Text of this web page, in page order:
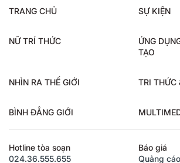
TRANG CHỦ SỰ KIỆN
NỮ TRÍ THỨC
ỨNG
TẠO
NHÌN RA THẾ GIỚI TRI THỨC
BÌNH ĐẲNG GIỚI
Hotline tòa soạn
024.36.555.655
Báo giá
Quảng cáo